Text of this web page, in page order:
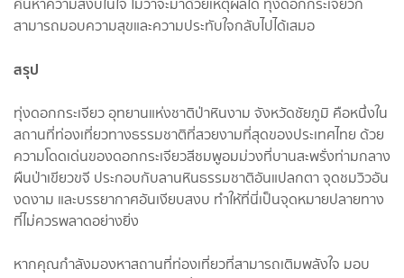
ค้นหาความสงบในใจ ไม่ว่าจะมาด้วยเหตุผลใด ทุ่งดอกกระเจียวก็
สามารถมอบความสุขและความประทับใจกลับไปได้เสมอ
สรุป
ทุ่งดอกกระเจียว อุทยานแห่งชาติป่าหินงาม จังหวัดชัยภูมิ คือหนึ่งใน
สถานที่ท่องเที่ยวทางธรรมชาติที่สวยงามที่สุดของประเทศไทย ด้วย
ความโดดเด่นของดอกกระเจียวสีชมพูอมม่วงที่บานสะพรั่งท่ามกลาง
ผืนป่าเขียวขจี ประกอบกับลานหินธรรมชาติอันแปลกตา จุดชมวิวอัน
งดงาม และบรรยากาศอันเงียบสงบ ทำให้ที่นี่เป็นจุดหมายปลายทาง
ที่ไม่ควรพลาดอย่างยิ่ง
หากคุณกำลังมองหาสถานที่ท่องเที่ยวที่สามารถเติมพลังใจ มอบ